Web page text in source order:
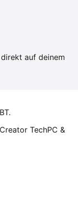
auf deinem
Creator TechPC &